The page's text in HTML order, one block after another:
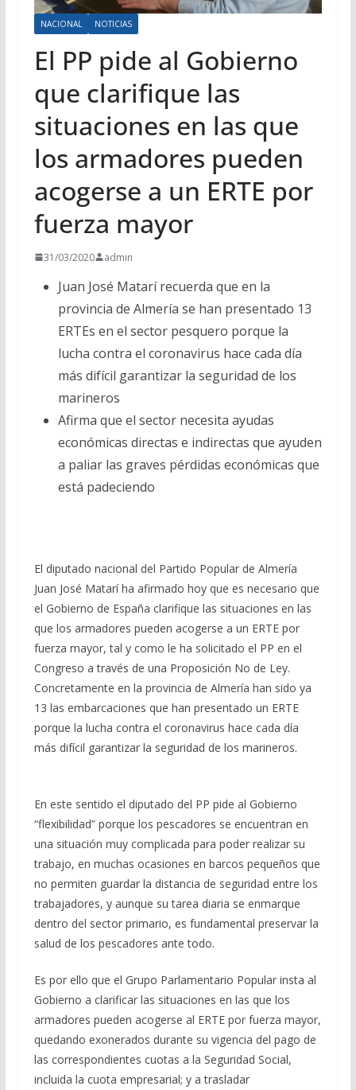
NACIONAL NOTICIAS
El PP pide al Gobierno
que clarifique las
situaciones en las que
los armadores pueden
acogerse a un ERTE por
fuerza mayor
31/03/2020 admin
Juan José Matarí recuerda que en la
provincia de Almería se han presentado 13
ERTEs en el sector pesquero porque la
lucha contra el coronavirus hace cada día
más difícil garantizar la seguridad de los
marineros
Afirma que el sector necesita ayudas
económicas directas e indirectas que ayuden
a paliar las graves pérdidas económicas que
está padeciendo
El diputado nacional del Partido Popular de Almería
Juan José Matarí ha afirmado hoy que es necesario que
el Gobierno de España clarifique las situaciones en las
que los armadores pueden acogerse a un ERTE por
fuerza mayor, tal y como le ha solicitado el PP en el
Congreso a través de una Proposición No de Ley.
Concretamente en la provincia de Almería han sido ya
13 las embarcaciones que han presentado un ERTE
porque la lucha contra el coronavirus hace cada día
más difícil garantizar la seguridad de los marineros.
En este sentido el diputado del PP pide al Gobierno
“flexibilidad” porque los pescadores se encuentran en
una situación muy complicada para poder realizar su
trabajo, en muchas ocasiones en barcos pequeños que
no permiten guardar la distancia de seguridad entre los
trabajadores, y aunque su tarea diaria se enmarque
dentro del sector primario, es fundamental preservar la
salud de los pescadores ante todo.
Es por ello que el Grupo Parlamentario Popular insta al
Gobierno a clarificar las situaciones en las que los
armadores pueden acogerse al ERTE por fuerza mayor,
quedando exonerados durante su vigencia del pago de
las correspondientes cuotas a la Seguridad Social,
incluida la cuota empresarial; y a trasladar